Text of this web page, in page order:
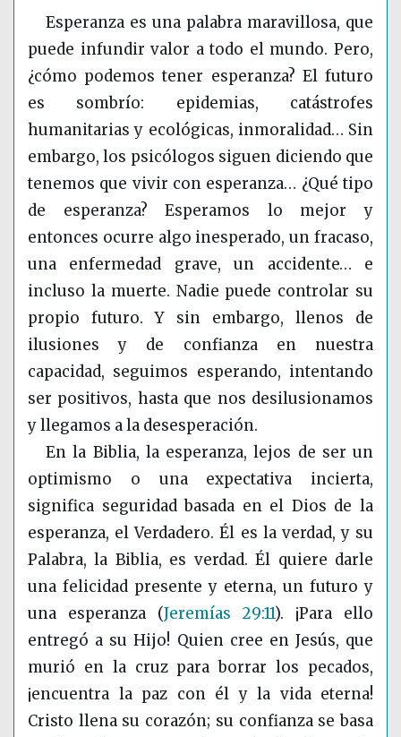
Esperanza es una palabra maravillosa, que
puede infundir valor a todo el mundo. Pero,
¿cómo podemos tener esperanza? El futuro
es sombrío: epidemias, catástrofes
humanitarias y ecológicas, inmoralidad… Sin
embargo, los psicólogos siguen diciendo que
tenemos que vivir con esperanza… ¿Qué tipo
de esperanza? Esperamos lo mejor y
entonces ocurre algo inesperado, un fracaso,
una enfermedad grave, un accidente… e
incluso la muerte. Nadie puede controlar su
propio futuro. Y sin embargo, llenos de
ilusiones y de confianza en nuestra
capacidad, seguimos esperando, intentando
ser positivos, hasta que nos desilusionamos
y llegamos a la desesperación.
En la Biblia, la esperanza, lejos de ser un
optimismo o una expectativa incierta,
significa seguridad basada en el Dios de la
esperanza, el Verdadero. Él es la verdad, y su
Palabra, la Biblia, es verdad. Él quiere darle
una felicidad presente y eterna, un futuro y
una esperanza (Jeremías 29:11). ¡Para ello
entregó a su Hijo! Quien cree en Jesús, que
murió en la cruz para borrar los pecados,
¡encuentra la paz con él y la vida eterna!
Cristo llena su corazón; su confianza se basa